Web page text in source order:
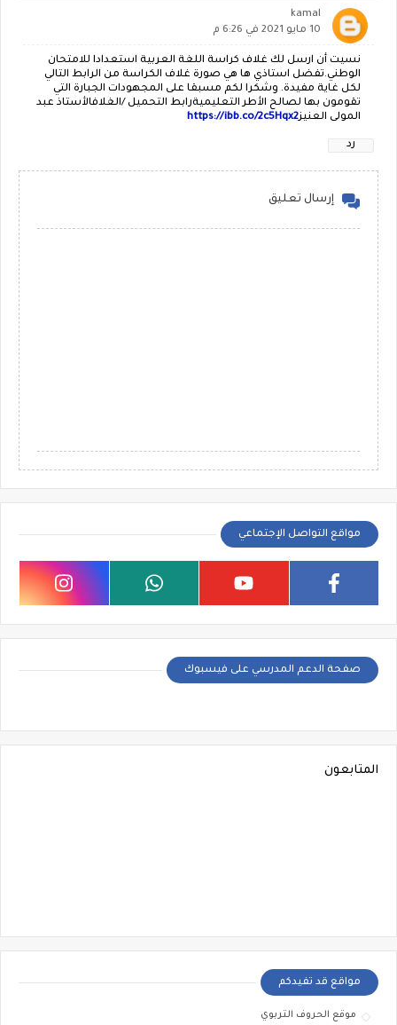
kamal
10 مايو 2021 في 6:26 م
نسيت أن ارسل لك غلاف كراسة اللغة العربية استعدادا للامتحان
الوطني.تفضل استاذي ها هي صورة غلاف الكراسة من الرابط التالي
لكل غاية مفيدة. وشكرا لكم مسبقا على المجهودات الجبارة التي
تقومون بها لصالح الأطر التعليميةرابط التحميل /الغلافالأستاذ عبد
المولى العنيزhttps://ibb.co/2c5Hqx2
رد
إرسال تعليق
مواقع التواصل الإجتماعي
صفحة الدعم المدرسي على فيسبوك
المتابعون
مواقع قد تفيدكم
موقع الحروف التربوي